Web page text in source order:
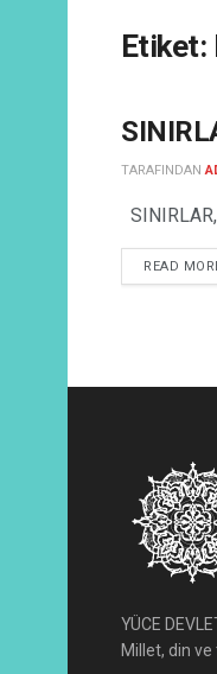
Etiket:
FIKIR
TARAFINDAN
READ
YÜCE
Millet, din